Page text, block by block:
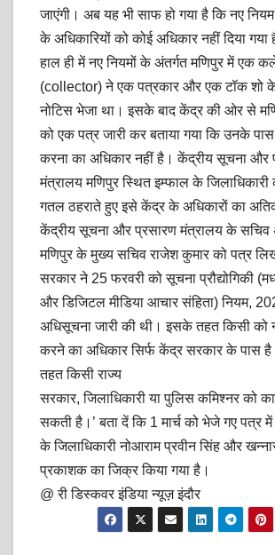
जाएंगी। अब यह भी साफ हो गया है कि नए
के अधिकारियों को कोई अधिकार नहीं दिया गया
हाल ही में नए नियमों के अंतर्गत मणिपुर में एक
(collector) ने एक पत्रकार और एक टॉक शो
नोटिस भेजा था। इसके बाद केंद्र की ओर से
को एक पत्र जारी कर बताया गया कि उनके पास
करना का अधिकार नहीं है। केंद्रीय सूचना और
मंत्रालय मणिपुर स्थित इम्फाल के जिलाधिकारी
गतल ठहराते हुए इसे केंद्र के अधिकारों का
केंद्रीय सूचना और प्रसारण मंत्रालय के सचिव
मणिपुर के मुख्य सचिव राजेश कुमार को पत्र
सरकार ने 25 फरवरी को सूचना प्रौद्योगिकी
और डिजिटल मीडिया आचार संहिता) नियम,
अधिसूचना जारी की थी। इसके तहत किसी को
करने का अधिकार सिर्फ केंद्र सरकार के पास
तहत किसी राज्य
सरकार, जिलाधिकारी या पुलिस कमिश्नर को
सकती है।’ बता दें कि 1 मार्च को भेजे गए पत्र
के जिलाधिकारी नोआराम प्रवीन सिंह और
प्रकाशक का जिक्र किया गया है।
@ री डिस्कवर इंडिया न्यूज़ इंदौर